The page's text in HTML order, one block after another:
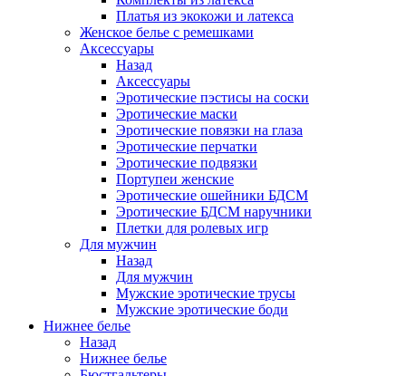
Платья из экокожи и латекса
Женское белье с ремешками
Аксессуары
Назад
Аксессуары
Эротические пэстисы на соски
Эротические маски
Эротические повязки на глаза
Эротические перчатки
Эротические подвязки
Портупеи женские
Эротические ошейники БДСМ
Эротические БДСМ наручники
Плетки для ролевых игр
Для мужчин
Назад
Для мужчин
Мужские эротические трусы
Мужские эротические боди
Нижнее белье
Назад
Нижнее белье